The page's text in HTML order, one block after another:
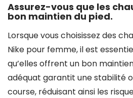
Assurez-vous que les
bon maintien du pied.
Lorsque vous choisissez des
Nike pour femme, il est
qu’elles offrent un bon
adéquat garantit une stabilité
course, réduisant ainsi les